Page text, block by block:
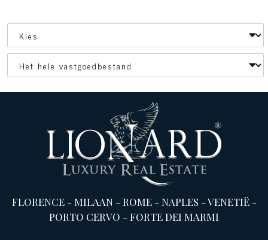
FLORENCE-MILAAN-ROME-NAPLES -VENETIË-
PORTO CERVO -FORTE DEI MARMI